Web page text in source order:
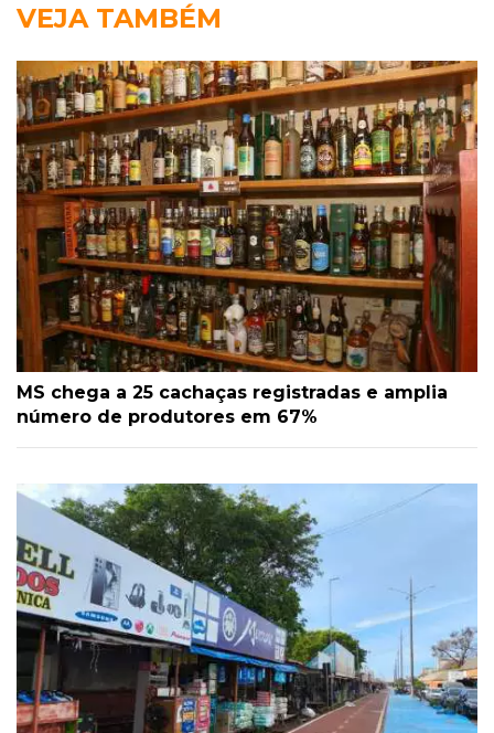
VEJA TAMBÉM
MS chega a 25 cachaças registradas e amplia
número de produtores em 67%